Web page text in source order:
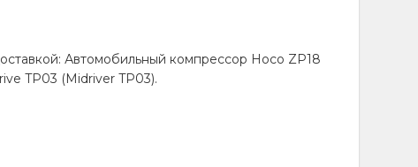
super mini
составляет 1
Автомобильный компрессор Hoco ZP18
TP03 (Midriver TP03).